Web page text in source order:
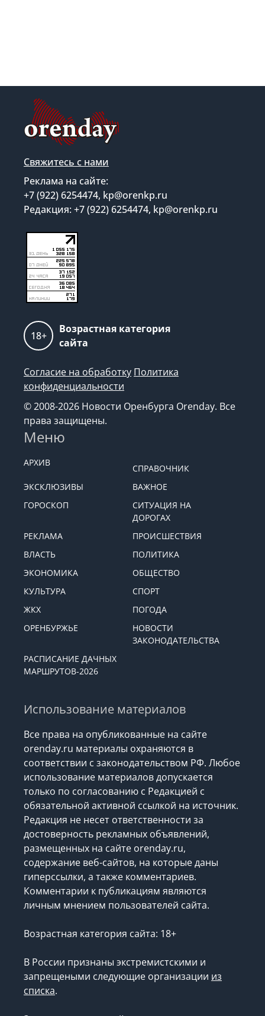
Свяжитесь с нами
Реклама на сайте:
+7 (922) 6254474, kp@orenkp.ru
Редакция: +7 (922) 6254474, kp@orenkp.ru
18+
Возрастная категория
сайта
Согласие на обработку Политика
конфиденциальности
© 2008-2026 Новости Оренбурга Orenday. Все
права защищены.
Меню
АРХИВ
СПРАВОЧНИК
ЭКСКЛЮЗИВЫ
ВАЖНОЕ
ГОРОСКОП
СИТУАЦИЯ НА
ДОРОГАХ
РЕКЛАМА
ПРОИСШЕСТВИЯ
ВЛАСТЬ
ПОЛИТИКА
ЭКОНОМИКА
ОБЩЕСТВО
КУЛЬТУРА
СПОРТ
ЖКХ
ПОГОДА
ОРЕНБУРЖЬЕ
НОВОСТИ
ЗАКОНОДАТЕЛЬСТВА
РАСПИСАНИЕ ДАЧНЫХ
МАРШРУТОВ-2026
Использование материалов
Все права на опубликованные на сайте
orenday.ru материалы охраняются в
соответствии с законодательством РФ. Любое
использование материалов допускается
только по согласованию с Редакцией с
обязательной активной ссылкой на источник.
Редакция не несет ответственности за
достоверность рекламных объявлений,
размещенных на сайте orenday.ru,
содержание веб-сайтов, на которые даны
гиперссылки, а также комментариев.
Комментарии к публикациям являются
личным мнением пользователей сайта.
Возрастная категория сайта: 18+
В России признаны экстремистскими и
запрещеными следующие организации из
списка.